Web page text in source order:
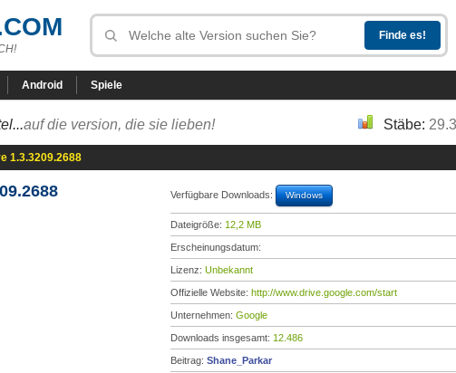
Android Spiele
auf die version, die sie lieben! Stäbe:
1.3.3209.2688
Verfügbare Downloads: Windows
Dateigröße: 12,2 MB
Erscheinungsdatum:
Lizenz: Unbekannt
Offizielle Website: http://www.drive.google.com/start
Unternehmen: Google
Downloads insgesamt: 12.486
Beitrag: Shane_Parkar